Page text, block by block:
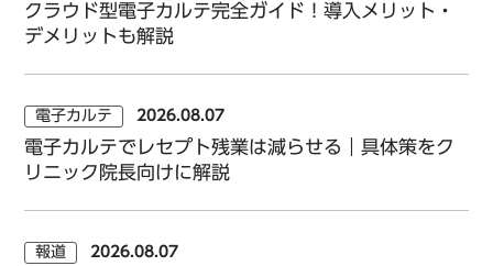
クラウド型電子カルテ完全ガイド！導入メリット・
デメリットも解説
電子カルテ 2026.08.07
電子カルテでレセプト残業は減らせる｜具体策をク
リニック院長向けに解説
報道 2026.08.07